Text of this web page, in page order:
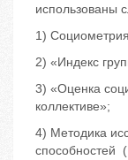
использованы
1)
2) «Индекс
3) «Оценка
коллективе»;
4) Методика
способностей